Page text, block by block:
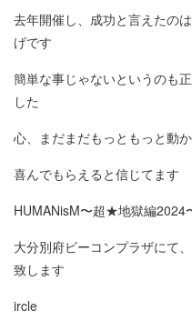
去年開催し、成功と言えたの
げです
簡単な事じゃないというのも
した
心、まだまだもっともっと動
喜んでもらえると信じてます
HUMANisM〜超★地獄編2024
大分別府ビーコンプラザにて
致します
ircle